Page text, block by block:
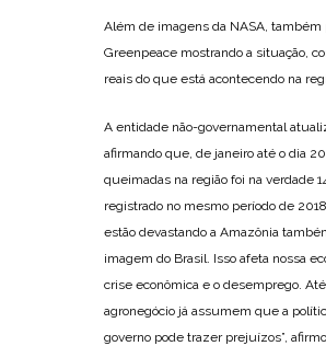
Além de imagens da NASA, também
Greenpeace mostrando a situação,
reais do que está acontecendo na
A entidade não-governamental
afirmando que, de janeiro até o dia
queimadas na região foi na verdade
registrado no mesmo período de
estão devastando a Amazônia
imagem do Brasil. Isso afeta nossa
crise econômica e o desemprego.
agronegócio já assumem que a
governo pode trazer prejuízos”,